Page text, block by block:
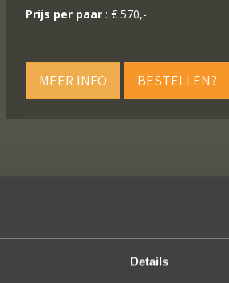
Details
Prijs per paar : € 570,-
MEER INFO BESTELLEN?
VOLG ONS OP SOCIALE